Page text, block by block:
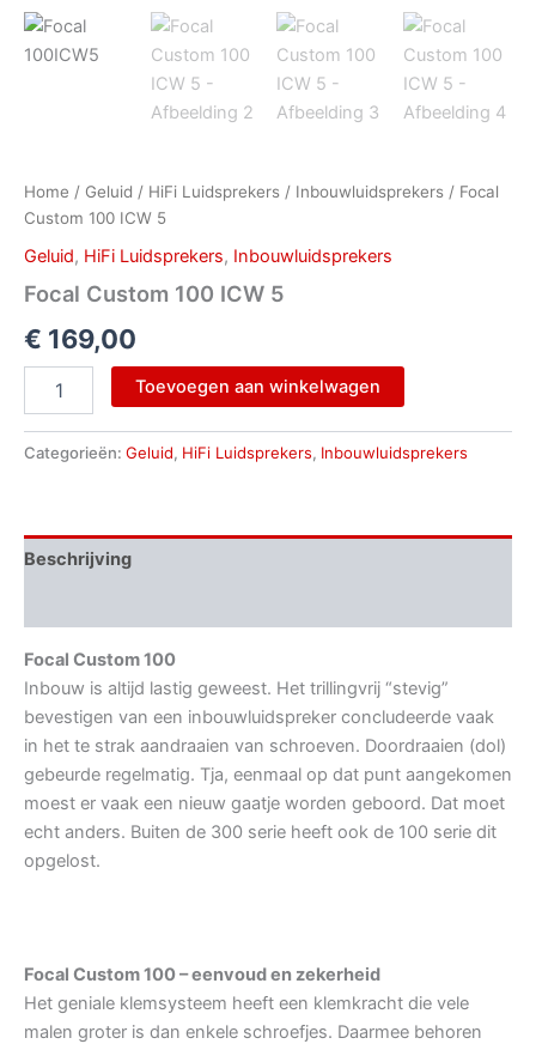
Home / Geluid / HiFi Luidsprekers / Inbouwluidsprekers / Focal
Custom 100 ICW 5
Geluid, HiFi Luidsprekers, Inbouwluidsprekers
Focal Custom 100 ICW 5
€ 169,00
Toevoegen aan winkelwagen
Categorieën: Geluid, HiFi Luidsprekers, Inbouwluidsprekers
Beschrijving
Focal Custom 100
Inbouw is altijd lastig geweest. Het trillingvrij “stevig”
bevestigen van een inbouwluidspreker concludeerde vaak
in het te strak aandraaien van schroeven. Doordraaien (dol)
gebeurde regelmatig. Tja, eenmaal op dat punt aangekomen
moest er vaak een nieuw gaatje worden geboord. Dat moet
echt anders. Buiten de 300 serie heeft ook de 100 serie dit
opgelost.
Focal Custom 100 – eenvoud en zekerheid
Het geniale klemsysteem heeft een klemkracht die vele
malen groter is dan enkele schroefjes. Daarmee behoren